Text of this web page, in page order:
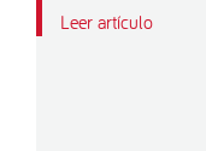
Leer artículo